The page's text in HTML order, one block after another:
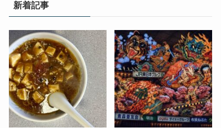
新着記事